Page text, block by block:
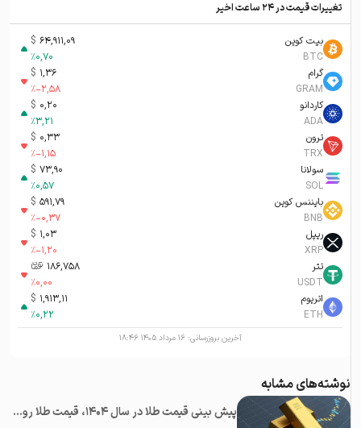
تغییرات قیمت در ۲۴ ساعت اخیر
بیت کوین
BTC
64,911,09
$
%0,70
گرام
GRAM
1,36
$
%-2,58
کاردانو
ADA
0,20
$
%3,21
ترون
TRX
0,33
$
%-1,15
سولانا
SOL
73,90
$
%0,57
بایننس کوین
BNB
591,79
$
%-0,37
ریپل
XRP
1,03
$
%-1,20
تتر
USDT
186,758 تومان-ء
%0,00
اتریوم
ETH
1,913,11
$
%0,22
آخرین بروزرسانی: ۱۶ مرداد ۱۴۰۵ ۱۸:۴۶
نوشته‌های مشابه
پیش بینی قیمت طلا در سال 1404، قیمت طلا روبه افزایش است یا کاهش؟